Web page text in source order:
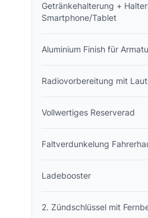
Getränkehalterung +
Smartphone/Tablet
Aluminium Finish für
Radiovorbereitung mit
Vollwertiges Reserverad
Faltverdunkelung
Ladebooster
2. Zündschlüssel mit